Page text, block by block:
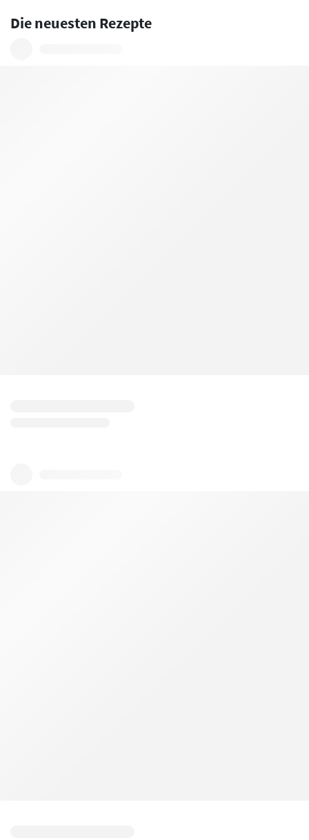
Die neuesten Rezepte